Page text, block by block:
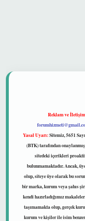
Reklam ve
Yasal Uyarı:Sitemiz, 5651
(BTK) tarafından
sitedeki içerikleri
bulunmamaktadır. Ancak,
olup, siteye üye olarak bu
bir marka, kurum veya şahıs
kendi hazırladığımız
taşımamakta olup, gerçek
kurum ve kişiler ile isim